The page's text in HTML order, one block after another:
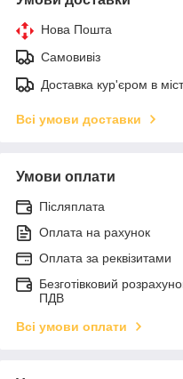
Нова Пошта
Самовивіз
Доставка кур'єром в
Всі умови доставки
Умови оплати
Післяплата
Оплата на рахунок
Оплата за реквізитами
Безготівковий
ПДВ
Всі умови оплати